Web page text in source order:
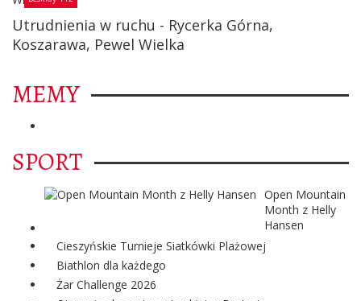
Utrudnienia w ruchu - Rycerka Górna,
Koszarawa, Pewel Wielka
MEMY
SPORT
Open Mountain
Month z Helly
Hansen
Cieszyńskie Turnieje Siatkówki Plażowej
Biathlon dla każdego
Żar Challenge 2026